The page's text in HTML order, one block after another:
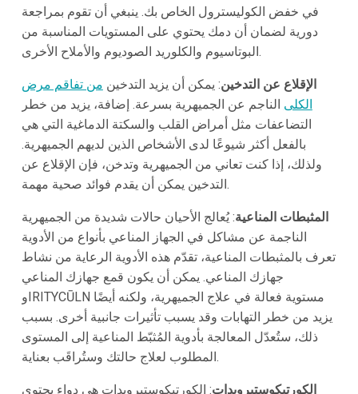
في خفض الكوليسترول الخاص بك. ينبغي أن تقوم بمراجعة
دورية لضمان أن دمك يحتوي على المستويات المناسبة من
البوتاسيوم والكلوريد الصوديوم والأملاح الأخرى.
الإقلاع عن التدخين: يمكن أن يزيد التدخين من تفاقم مرض
الكلى الناجم عن الجميهرية بسرعة. إضافة، يزيد من خطر
التضاعفات مثل أمراض القلب والسكتة الدماغية التي هي
بالفعل أكثر شيوعًا لدى الأشخاص الذين لديهم الجميهرية.
ولذلك، إذا كنت تعاني من الجميهرية وتدخن، فإن الإقلاع عن
التدخين يمكن أن يقدم فوائد صحية مهمة.
المثبطات المناعية: يُعالج الأحيان حالات شديدة من الجميهرية
الناجمة عن مشاكل في الجهاز المناعي بأنواع من الأدوية
تعرف بالمثبطات المناعية، تقدّم هذه الأدوية الرعاية من نشاط
جهازك المناعي. يمكن أن يكون قمع جهازك المناعي
وIRITYCŪLN مستوية فعالة في علاج الجميهرية، ولكنه أيضًا
يزيد من خطر التهابات وقد يسبب تأثيرات جانبية أخرى. بسبب
ذلك، ستُعدّل المعالجة بأدوية المُثبّط المناعية إلى المستوى
المطلوب لعلاج حالتك وستُراقَب بعناية.
الكورتيكوستيرويدات: الكورتيكوستيرويدات هي دواء يحتوي